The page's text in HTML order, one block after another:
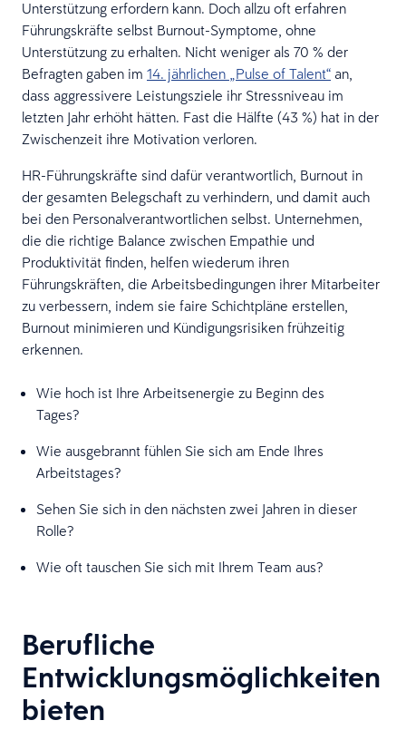
Unterstützung erfordern kann. Doch allzu oft erfahren
Führungskräfte selbst Burnout-Symptome, ohne
Unterstützung zu erhalten. Nicht weniger als 70 % der
Befragten gaben im 14. jährlichen „Pulse of Talent“ an,
dass aggressivere Leistungsziele ihr Stressniveau im
letzten Jahr erhöht hätten. Fast die Hälfte (43 %) hat in der
Zwischenzeit ihre Motivation verloren.
HR-Führungskräfte sind dafür verantwortlich, Burnout in
der gesamten Belegschaft zu verhindern, und damit auch
bei den Personalverantwortlichen selbst. Unternehmen,
die die richtige Balance zwischen Empathie und
Produktivität finden, helfen wiederum ihren
Führungskräften, die Arbeitsbedingungen ihrer Mitarbeiter
zu verbessern, indem sie faire Schichtpläne erstellen,
Burnout minimieren und Kündigungsrisiken frühzeitig
erkennen.
Wie hoch ist Ihre Arbeitsenergie zu Beginn des
Tages?
Wie ausgebrannt fühlen Sie sich am Ende Ihres
Arbeitstages?
Sehen Sie sich in den nächsten zwei Jahren in dieser
Rolle?
Wie oft tauschen Sie sich mit Ihrem Team aus?
Berufliche
Entwicklungsmöglichkeiten
bieten